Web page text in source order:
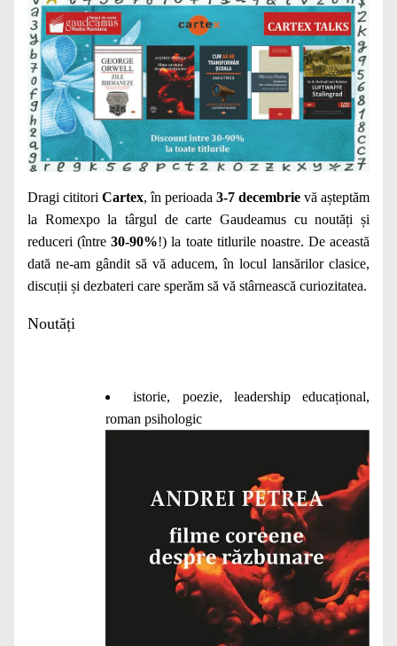
Dragi cititori Cartex, în perioada 3-7 decembrie vă așteptăm
la Romexpo la târgul de carte Gaudeamus cu noutăți și
reduceri (între30-90%!) la toate titlurile noastre. De această
dată ne-am gândit să vă aducem, în locul lansărilor clasice,
discuții și dezbateri care sperăm să vă stârnească curiozitatea.
Noutăți
istorie, poezie, leadership educațional,
roman psihologic